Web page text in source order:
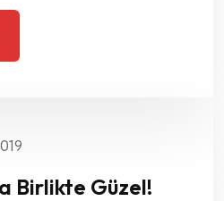
Birlikte Güzel!